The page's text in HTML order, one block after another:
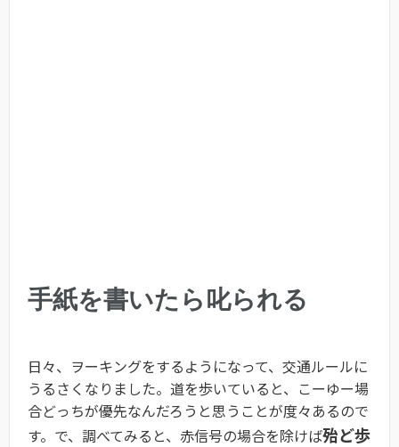
手紙を書いたら叱られる
日々、ヲーキングをするようになって、交通ルールに
うるさくなりました。道を歩いていると、こーゆー場
合どっちが優先なんだろうと思うことが度々あるので
す。で、調べてみると、赤信号の場合を除けば殆ど歩